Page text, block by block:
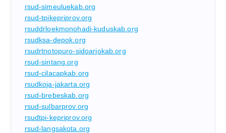
rsud-simeuluekab.org
rsud-tpikepriprov.org
rsuddrloekmonohadi-kuduskab.org
rsudksa-depok.org
rsudrtnotopuro-sidoarjokab.org
rsud-sintang.org
rsud-cilacapkab.org
rsudkoja-jakarta.org
rsud-brebeskab.org
rsud-sulbarprov.org
rsudtpi-kepriprov.org
rsud-langsakota.org